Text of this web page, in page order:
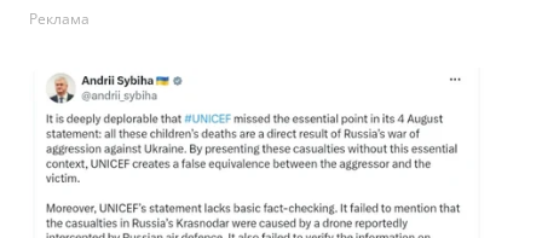
Реклама